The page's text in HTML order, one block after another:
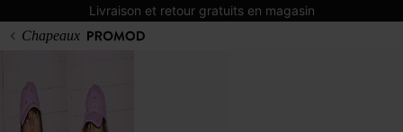
Livraison et retour gratuits en magasin
Chapeaux